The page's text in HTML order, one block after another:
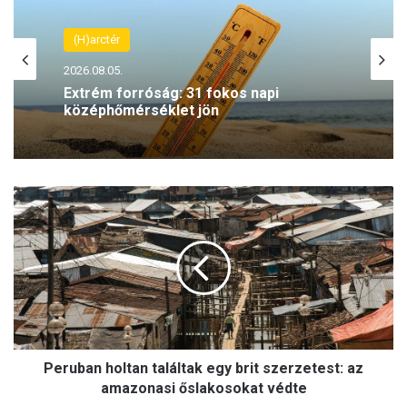
(H)arctér
2026.08.05.
Extrém forróság: 31 fokos napi
középhőmérséklet jön
P
e
r
u
b
a
n
h
o
Peruban holtan találtak egy brit szerzetest: az
amazonasi őslakosokat védte